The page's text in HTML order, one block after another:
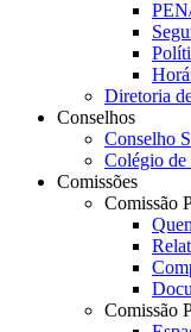
Diretoria
Conselhos
Conselho
Colégio
Comissões
Comissão
Comissão